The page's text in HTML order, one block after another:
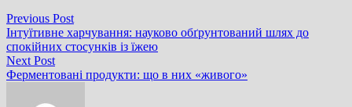
Навігація
записів
Previous PostPrevious
post:
Інтуїтивне харчування: науково обґрунтований шлях до
спокійних стосунків із їжею
Next PostNext
post:
Ферментовані продукти: що в них «живого»